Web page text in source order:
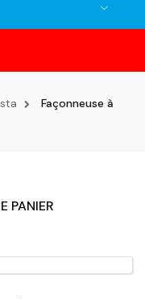
Façonneuse à
PANIER